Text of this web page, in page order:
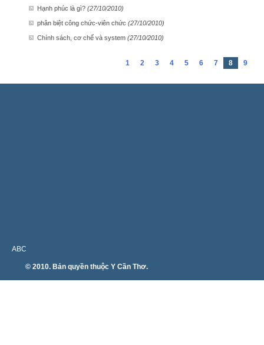
Hạnh phúc là gì? (27/10/2010)
phân biệt công chức-viên chức (27/10/2010)
Chính sách, cơ chế và system (27/10/2010)
1 2 3 4 5 6 7 8 9
ABC
© 2010. Bản quyền thuộc Y Cần Thơ.